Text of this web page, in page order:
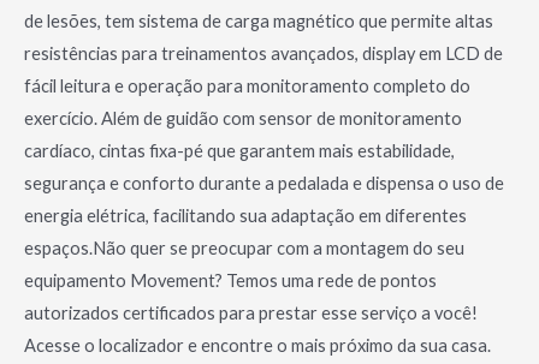
de lesões, tem sistema de carga magnético que permite altas
resistências para treinamentos avançados, display em LCD de
fácil leitura e operação para monitoramento completo do
exercício. Além de guidão com sensor de monitoramento
cardíaco, cintas fixa-pé que garantem mais estabilidade,
segurança e conforto durante a pedalada e dispensa o uso de
energia elétrica, facilitando sua adaptação em diferentes
espaços.Não quer se preocupar com a montagem do seu
equipamento Movement? Temos uma rede de pontos
autorizados certificados para prestar esse serviço a você!
Acesse o localizador e encontre o mais próximo da sua casa.